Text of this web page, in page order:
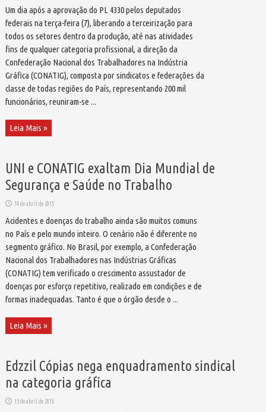
Um dia após a aprovação do PL 4330 pelos deputados
federais na terça-feira (7), liberando a terceirização para
todos os setores dentro da produção, até nas atividades
fins de qualquer categoria profissional, a direção da
Confederação Nacional dos Trabalhadores na Indústria
Gráfica (CONATIG), composta por sindicatos e federações da
classe de todas regiões do País, representando 200 mil
funcionários, reuniram-se ...
Leia Mais »
UNI e CONATIG exaltam Dia Mundial de
Segurança e Saúde no Trabalho
14 de abril de 2015
Acidentes e doenças do trabalho ainda são muitos comuns
no País e pelo mundo inteiro. O cenário não é diferente no
segmento gráfico. No Brasil, por exemplo, a Confederação
Nacional dos Trabalhadores nas Indústrias Gráficas
(CONATIG) tem verificado o crescimento assustador de
doenças por esforço repetitivo, realizado em condições e de
formas inadequadas. Tanto é que o órgão desde o ...
Leia Mais »
Edzzil Cópias nega enquadramento sindical
na categoria gráfica
13 de abril de 2015